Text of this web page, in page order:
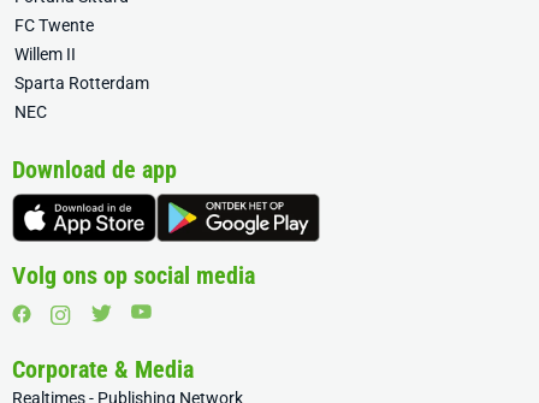
FC Twente
Willem II
Sparta Rotterdam
NEC
Download de app
Volg ons op social media
Corporate & Media
Realtimes - Publishing Network